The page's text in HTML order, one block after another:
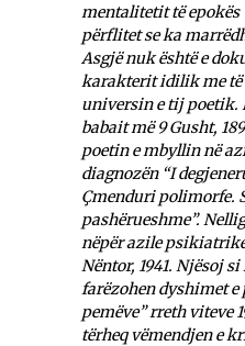
mentalitetit të
përflitet se ka
Asgjë nuk është e
karakterit idilik me të
universin e tij poetik.
babait më 9 Gusht,
poetin e mbyllin në
diagnozën “I
Çmenduri polimorfe.
pashërueshme”.
nëpër azile
Nëntor, 1941. Njësoj
farëzohen dyshimet e
pemëve” rreth viteve
tërheq vëmendjen e